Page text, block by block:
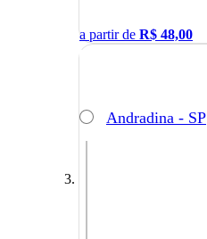
a partir de R$ 48,00
Andradina - SP